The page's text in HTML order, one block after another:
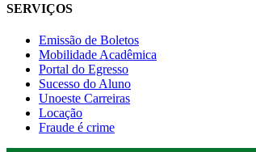
SERVIÇOS
Emissão de Boletos
Mobilidade Acadêmica
Portal do Egresso
Sucesso do Aluno
Unoeste Carreiras
Locação
Fraude é crime